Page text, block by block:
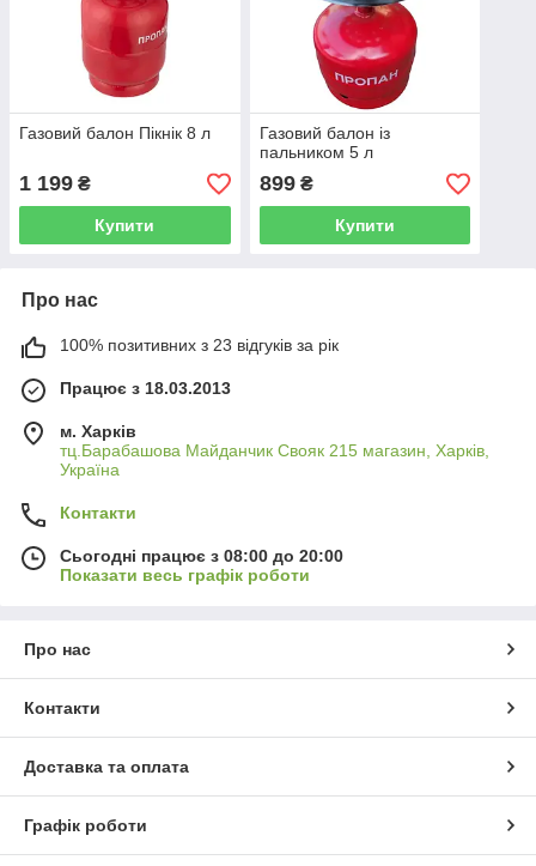
Газовий балон Пікнік 8 л
1 199 ₴
Купити
Газовий балон із
пальником 5 л
899₴
Купити
Про нас
100% позитивних з 23 відгуків за рік
Працює з 18.03.2013
м. Харків
тц.Барабашова Майданчик Свояк 215 магазин, Харків,
Україна
Контакти
Сьогодні працює з 08:00 до 20:00
Показати весь графік роботи
Про нас
Контакти
Доставка та оплата
Графік роботи